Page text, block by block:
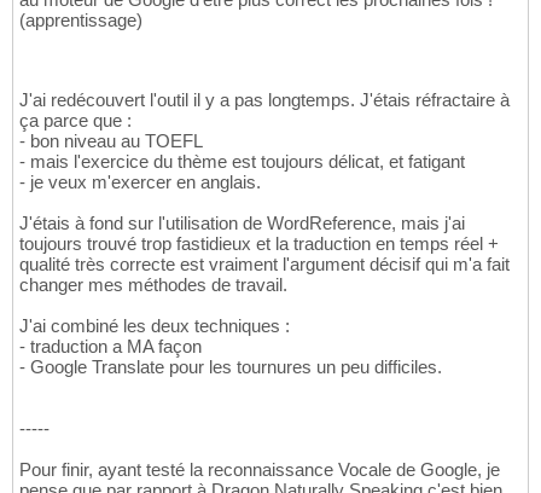
(apprentissage)
J'ai redécouvert l'outil il y a pas longtemps. J'étais réfractaire à
ça parce que :
- bon niveau au TOEFL
- mais l'exercice du thème est toujours délicat, et fatigant
- je veux m'exercer en anglais.
J'étais à fond sur l'utilisation de WordReference, mais j'ai
toujours trouvé trop fastidieux et la traduction en temps réel +
qualité très correcte est vraiment l'argument décisif qui m'a fait
changer mes méthodes de travail.
J'ai combiné les deux techniques :
- traduction a MA façon
- Google Translate pour les tournures un peu difficiles.
-----
Pour finir, ayant testé la reconnaissance Vocale de Google, je